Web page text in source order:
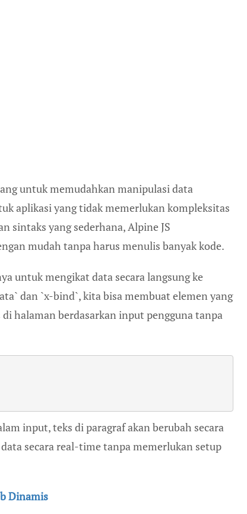
untuk memudahkan manipulasi data
aplikasi yang tidak memerlukan kompleksitas
sintaks yang sederhana, Alpine JS
mudah tanpa harus menulis banyak kode.
untuk mengikat data secara langsung ke
dan `x-bind`, kita bisa membuat elemen yang
halaman berdasarkan input pengguna tanpa
input, teks di paragraf akan berubah secara
secara real-time tanpa memerlukan setup
Dinamis